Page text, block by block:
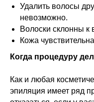
Удалить волосы
невозможно.
Волоски склонны к
Кожа
Когда процедуру
Как и любая
эпиляция имеет ряд